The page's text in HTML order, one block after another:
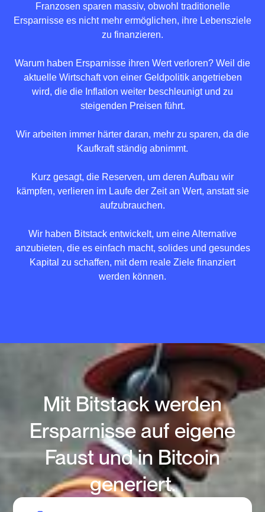
Franzosen sparen massiv, obwohl traditionelle
Ersparnisse es nicht mehr ermöglichen, ihre Lebensziele
zu finanzieren.
Warum haben Ersparnisse ihren Wert verloren? Weil die
aktuelle Wirtschaft von einer Geldpolitik angetrieben
wird, die die Inflation weiter beschleunigt und zu
steigenden Preisen führt.
Wir arbeiten immer härter daran, mehr zu sparen, da die
Kaufkraft ständig abnimmt.
Kurz gesagt, die Reserven, um deren Aufbau wir
kämpfen, verlieren im Laufe der Zeit an Wert, anstatt sie
aufzubrauchen.
Wir haben Bitstack entwickelt, um eine Alternative
anzubieten, die es einfach macht, solides und gesundes
Kapital zu schaffen, mit dem reale Ziele finanziert
werden können.
Mit Bitstack werden
Ersparnisse auf eigene
Faust und in Bitcoin
generiert.